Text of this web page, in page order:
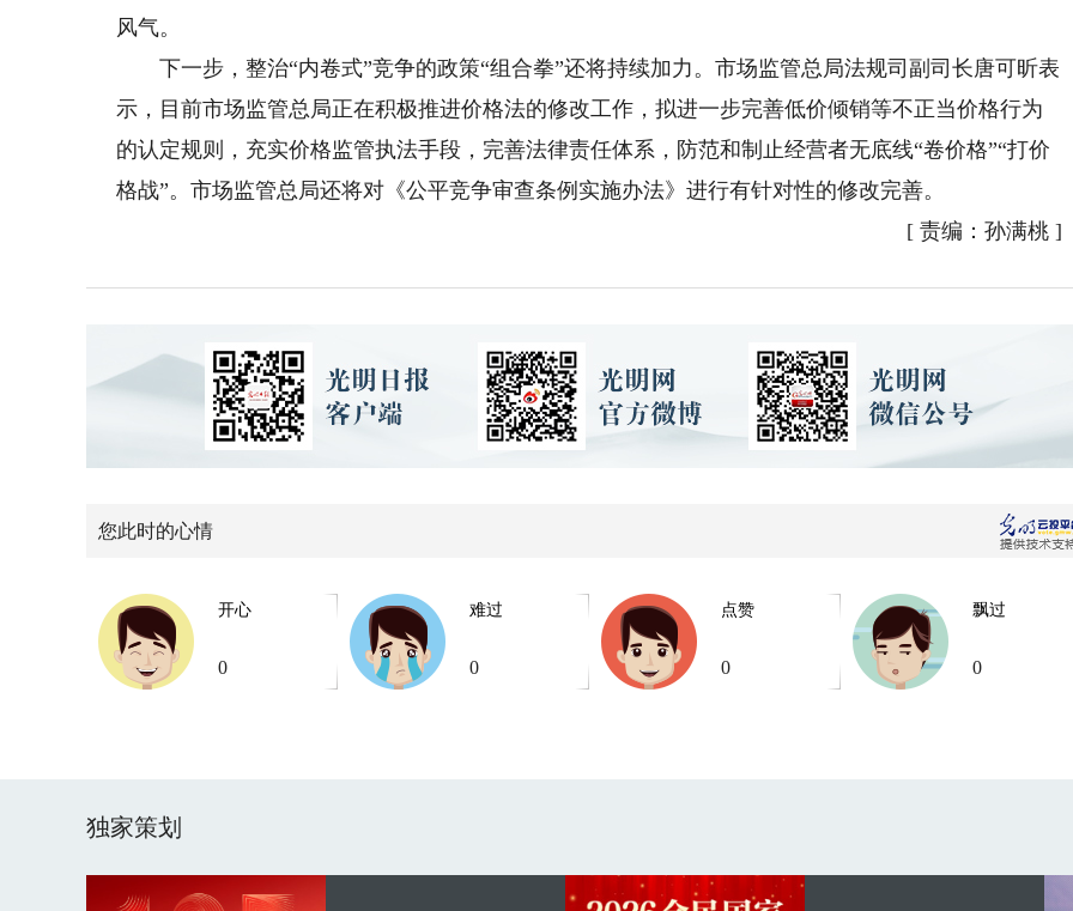
风气。
下一步，整治“内卷式”竞争的政策“组合拳”还将持续加力。市场监管总局法规司副司长唐可昕表
示，目前市场监管总局正在积极推进价格法的修改工作，拟进一步完善低价倾销等不正当价格行为
的认定规则，充实价格监管执法手段，完善法律责任体系，防范和制止经营者无底线“卷价格”“打价
格战”。市场监管总局还将对《公平竞争审查条例实施办法》进行有针对性的修改完善。
[ 责编：孙满桃 ]
您此时的心情
开心
0
难过
0
点赞
0
飘过
0
独家策划